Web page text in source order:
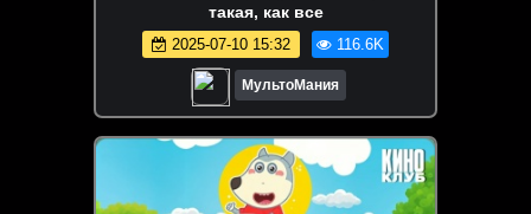
такая, как все
2025-07-10 15:32 116.6K
МультоМания